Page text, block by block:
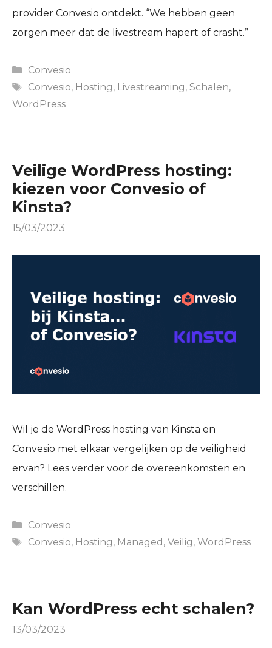
provider Convesio ontdekt. “We hebben geen
zorgen meer dat de livestream hapert of crasht.”
Categories
Convesio
Tags
Convesio, Hosting, Livestreaming, Schalen,
WordPress
Veilige WordPress hosting:
kiezen voor Convesio of
Kinsta?
15/03/2023
Wil je de WordPress hosting van Kinsta en
Convesio met elkaar vergelijken op de veiligheid
ervan? Lees verder voor de overeenkomsten en
verschillen.
Categories
Convesio
Tags
Convesio, Hosting, Managed , Veilig, WordPress
Kan WordPress echt schalen?
13/03/2023